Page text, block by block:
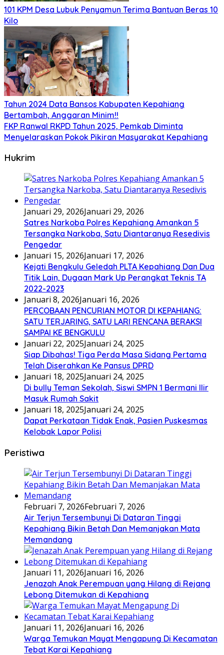
101 KPM Desa Lubuk Penyamun Terima Bantuan Beras 10
Kilo
Tahun 2024 Data Bansos Kabupaten Kepahiang
Bertambah, Anggaran Minim!!
FKP Ranwal RKPD Tahun 2025, Pemkab Diminta
Menyelaraskan Pokok Pikiran Masyarakat Kepahiang
Hukrim
Januari 29, 2026Januari 29, 2026
Satres Narkoba Polres Kepahiang Amankan 5
Tersangka Narkoba, Satu Diantaranya Resedivis
Pengedar
Januari 15, 2026Januari 17, 2026
Kejati Bengkulu Geledah PLTA Kepahiang Dan Dua
Titik Lain, Dugaan Mark Up Perangkat Teknis TA
2022-2023
Januari 8, 2026Januari 16, 2026
PERCOBAAN PENCURIAN MOTOR DI KEPAHIANG:
SATU TERJARING, SATU LARI RENCANA BERAKSI
SAMPAI KE BENGKULU
Januari 22, 2025Januari 24, 2025
Siap Dibahas! Tiga Perda Masa Sidang Pertama
Telah Diserahkan Ke Pansus DPRD
Januari 18, 2025Januari 24, 2025
Di bully Teman Sekolah, Siswi SMPN 1 Bermani Ilir
Masuk Rumah Sakit
Januari 18, 2025Januari 24, 2025
Dapat Perkataan Tidak Enak, Pasien Puskesmas
Kelobak Lapor Polisi
Peristiwa
Februari 7, 2026Februari 7, 2026
Air Terjun Tersembunyi Di Dataran Tinggi
Kepahiang Bikin Betah Dan Memanjakan Mata
Memandang
Januari 11, 2026Januari 16, 2026
Jenazah Anak Perempuan yang Hilang di Rejang
Lebong Ditemukan di Kepahiang
Januari 11, 2026Januari 16, 2026
Warga Temukan Mayat Mengapung Di Kecamatan
Tebat Karai Kepahiang